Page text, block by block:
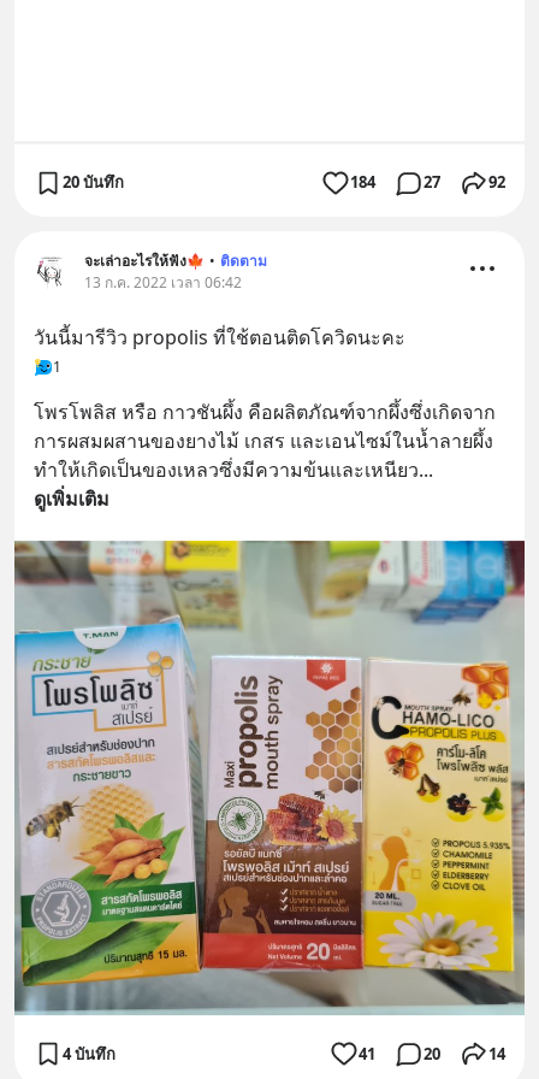
20 บันทึก 184 27 92
จะเล่าอะไรให้ฟัง🍁 • ติดตาม
13 ก.ค. 2022 เวลา 06:42
วันนี้มารีวิว propolis ที่ใช้ตอนติดโควิดนะคะ
1
โพรโพลิส หรือ กาวชันผึ้ง คือผลิตภัณฑ์จากผึ้งซึ่งเกิดจาก
การผสมผสานของยางไม้ เกสร และเอนไซม์ในน้ำลายผึ้ง
ทำให้เกิดเป็นของเหลวซึ่งมีความข้นและเหนียว...
ดูเพิ่มเติม
4 บันทึก 41 20 14